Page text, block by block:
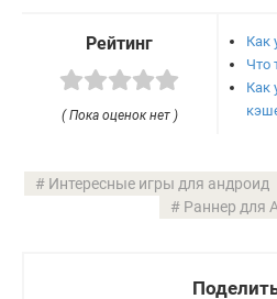
Рейтинг
( Пока оценок нет )
Как
Что
Как
Интересные игры для андроид
Раннер для